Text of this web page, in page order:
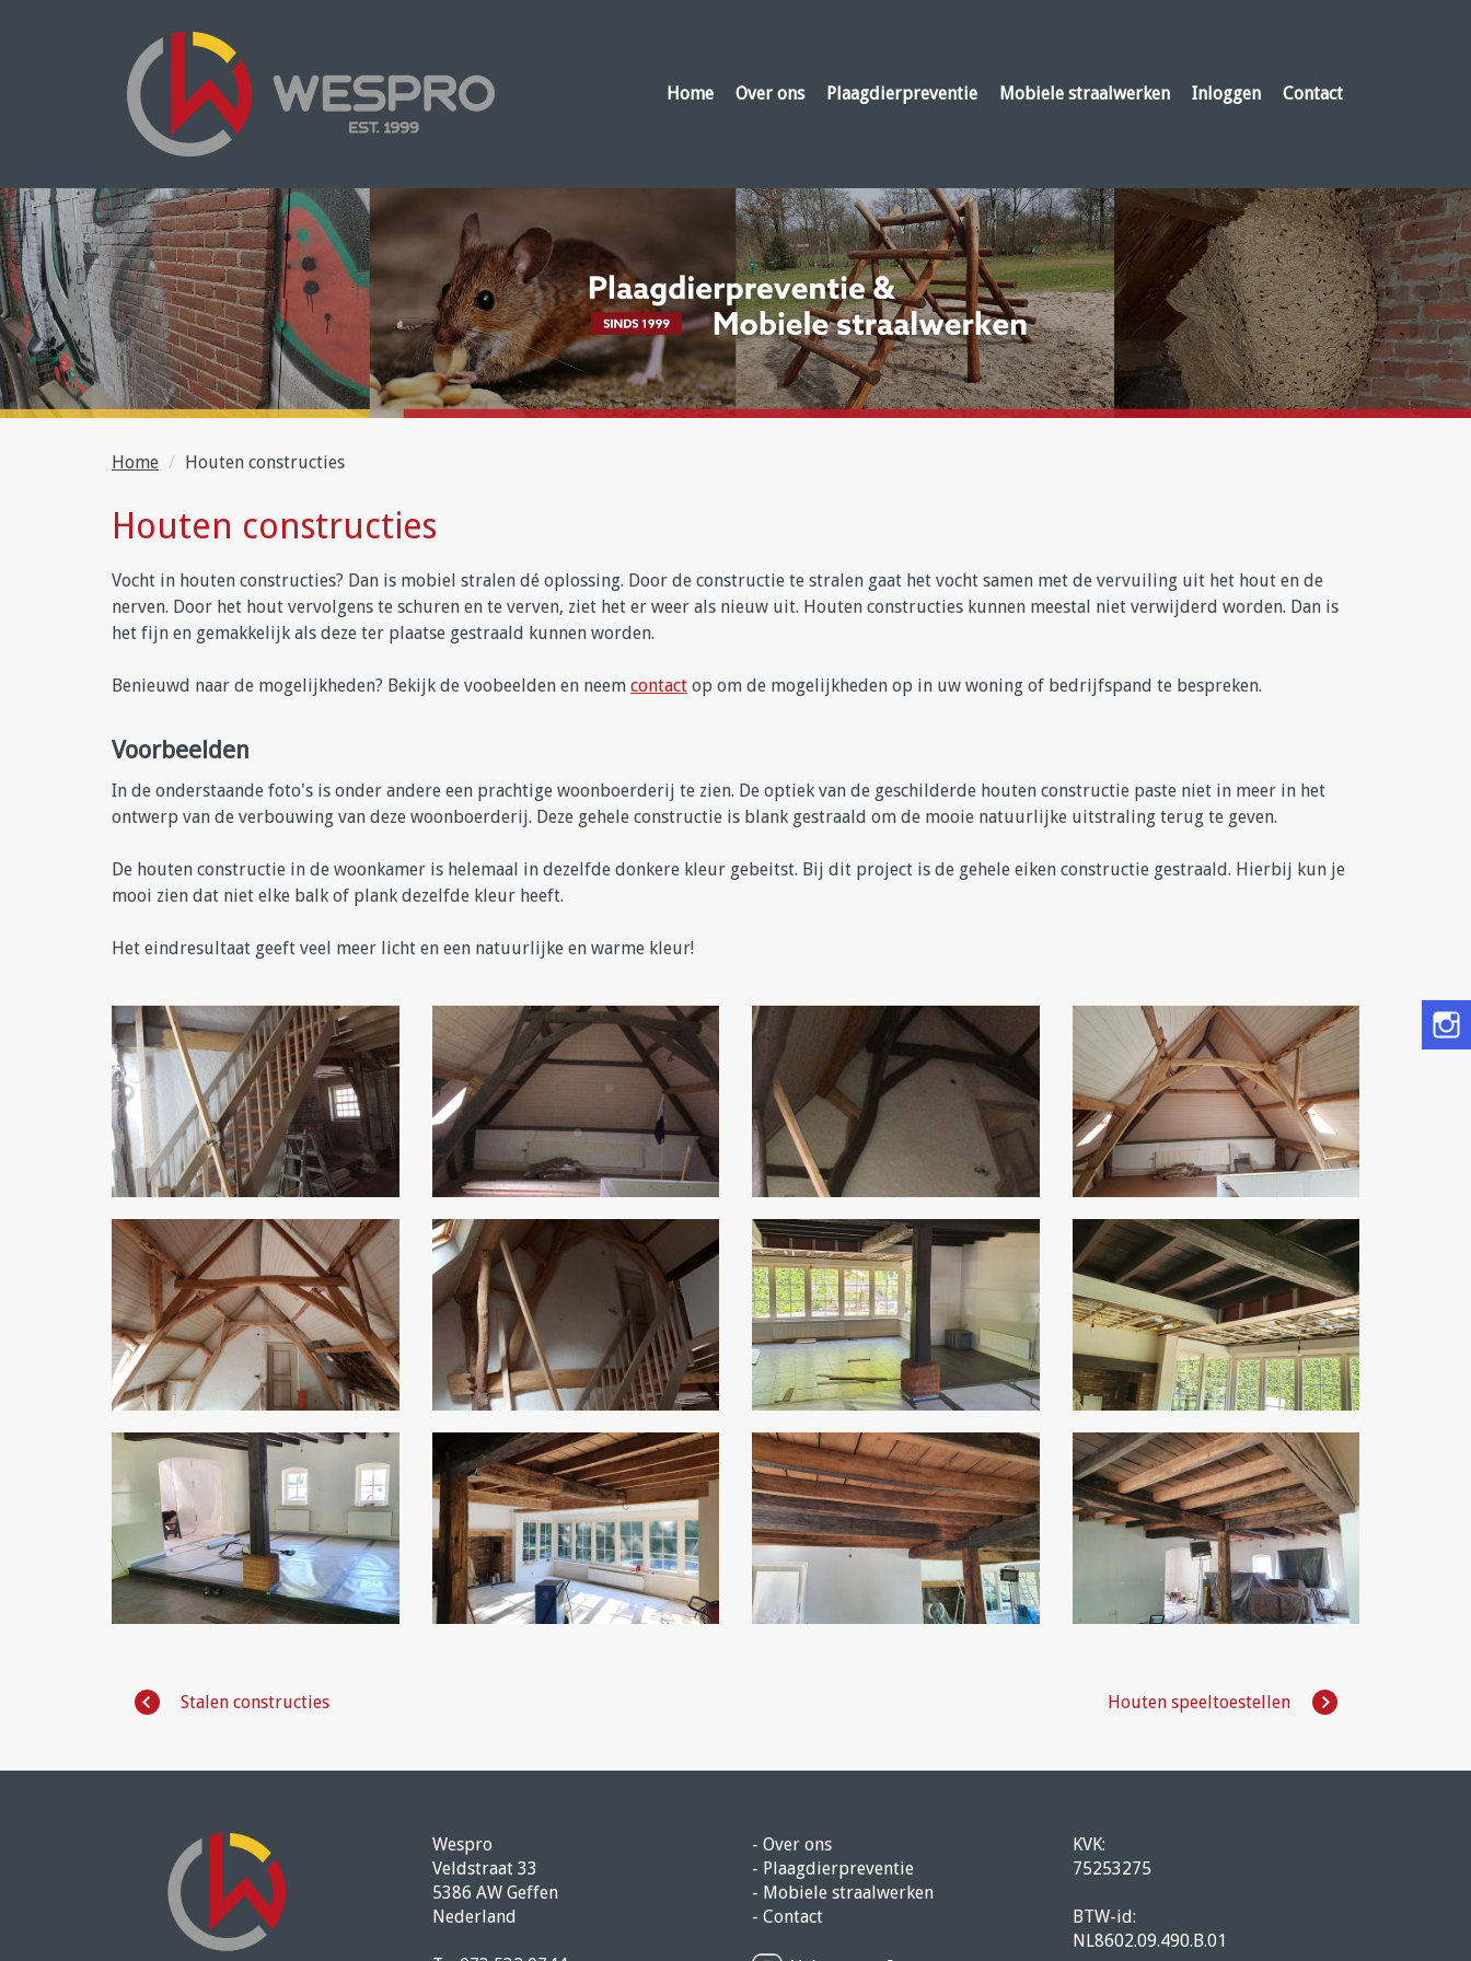
Home Over ons Plaagdierpreventie Mobiele straalwerken Inloggen Contact
Home Houten constructies
Houten constructies
Vocht in houten constructies? Dan is mobiel stralen dé oplossing. Door de constructie te stralen gaat het vocht samen met de vervuiling uit het hout en de
nerven. Door het hout vervolgens te schuren en te verven, ziet het er weer als nieuw uit. Houten constructies kunnen meestal niet verwijderd worden. Dan is
het fijn en gemakkelijk als deze ter plaatse gestraald kunnen worden.
Benieuwd naar de mogelijkheden? Bekijk de voobeelden en neem contact op om de mogelijkheden op in uw woning of bedrijfspand te bespreken.
Voorbeelden
In de onderstaande foto's is onder andere een prachtige woonboerderij te zien. De optiek van de geschilderde houten constructie paste niet in meer in het
ontwerp van de verbouwing van deze woonboerderij. Deze gehele constructie is blank gestraald om de mooie natuurlijke uitstraling terug te geven.
De houten constructie in de woonkamer is helemaal in dezelfde donkere kleur gebeitst. Bij dit project is de gehele eiken constructie gestraald. Hierbij kun je
mooi zien dat niet elke balk of plank dezelfde kleur heeft.
Het eindresultaat geeft veel meer licht en een natuurlijke en warme kleur!
Stalen constructies Houten speeltoestellen
Wespro
Veldstraat 33
5386 AW Geffen
Nederland
- Over ons
- Plaagdierpreventie
- Mobiele straalwerken
- Contact
KVK:
75253275
BTW-id:
NL8602.09.490.B.01